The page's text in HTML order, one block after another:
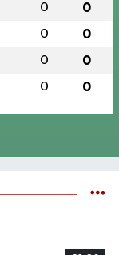
0 0
0 0
0 0
0 0